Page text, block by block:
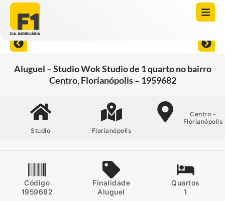
Aluguel – Studio Wok Studio de 1 quarto no bairro
Centro, Florianópolis – 1959682
Studio Florianópolis
Centro -
Florianópolis
Código
1959682
Finalidade
Aluguel
Quartos
1